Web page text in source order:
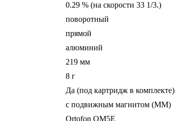
0.29 % (на скорости 33 1/3.)
поворотный
прямой
алюминий
219 мм
8 г
Да (под картридж в комплекте)
с подвижным магнитом (MM)
Ortofon OM5E